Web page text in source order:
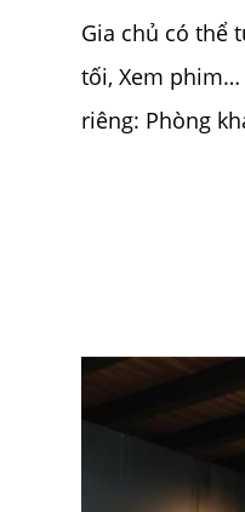
Gia chủ có thể
tối, Xem
riêng: Phòng